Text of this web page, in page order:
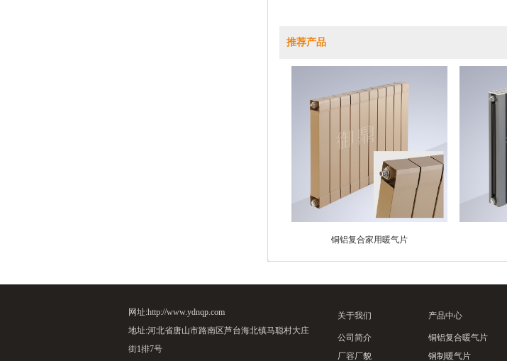
推荐产品
铜铝复合家用暖气片
网址:http://www.ydnqp.com
地址:河北省唐山市路南区芦台海北镇马聪村大庄
街1排7号
关于我们
公司简介
厂容厂貌
产品中心
铜铝复合暖气片
钢制暖气片